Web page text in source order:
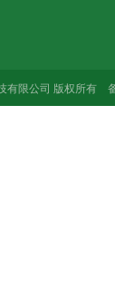
有限公司 版权所有